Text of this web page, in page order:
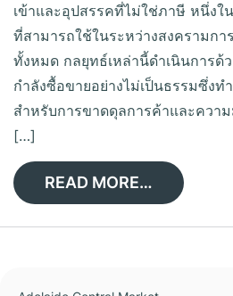
เข้าและอุปสรรคที่ไม่ใช่ภาษี หนึ่งใ
ที่สามารถใช้ในระหว่างสงครามก
ทั้งหมด กลยุทธ์เหล่านี้ดำเนินการด้
กำลังซื้อขายอย่างไม่เป็นธรรมซึ่งท
สำหรับการขาดดุลการค้าและควา
[…]
READ MORE…